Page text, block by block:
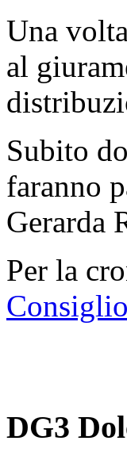
Una
al
Subito
faranno
Gerarda
Per la
DG3